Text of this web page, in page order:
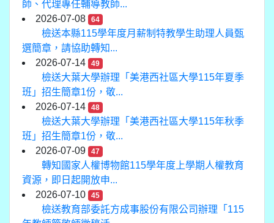
師、代理專任輔導教師...
2026-07-08
64
檢送本縣115學年度月薪制特教學生助理人員甄
選簡章，請協助轉知...
2026-07-14
49
檢送大葉大學辦理「美港西社區大學115年夏季
班」招生簡章1份，敬...
2026-07-14
48
檢送大葉大學辦理「美港西社區大學115年秋季
班」招生簡章1份，敬...
2026-07-09
47
轉知國家人權博物館115學年度上學期人權教育
資源，即日起開放申...
2026-07-10
45
檢送教育部委託方成事股份有限公司辦理「115